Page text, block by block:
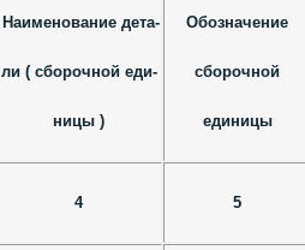
Наименование дета-
ли ( сборочной еди-
ницы )
Обозначение
сборочной
единицы
4 5